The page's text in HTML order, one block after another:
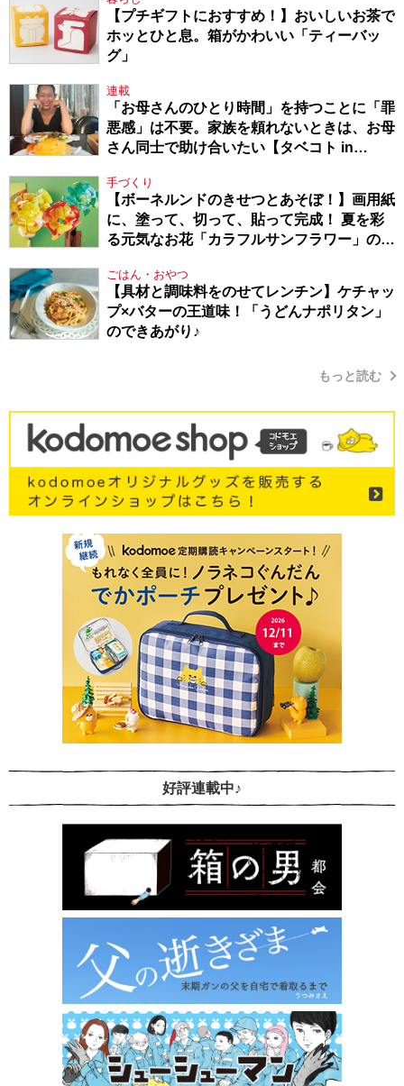
【プチギフトにおすすめ！】おいしいお茶で
ホッとひと息。箱がかわいい「ティーバッ
グ」
連載
「お母さんのひとり時間」を持つことに「罪
悪感」は不要。家族を頼れないときは、お母
さん同士で助け合いたい【タベコト in
手づくり
【ボーネルンドのきせつとあそぼ！】画用紙
に、塗って、切って、貼って完成！ 夏を彩
る元気なお花「カラフルサンフラワー」の作
ごはん・おやつ
【具材と調味料をのせてレンチン】ケチャッ
プ×バターの王道味！「うどんナポリタン」
のできあがり♪
もっと読む
好評連載中♪